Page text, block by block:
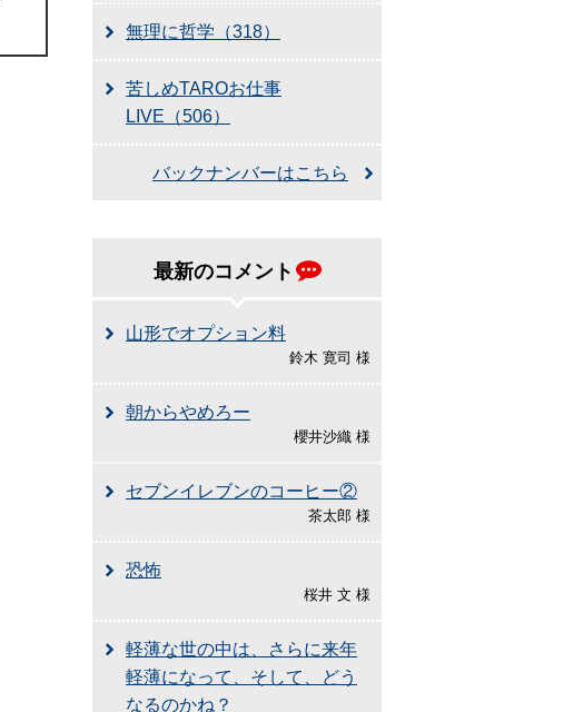
無理に哲学（318）
苦しめTAROお仕事
LIVE（506）
バックナンバーはこちら
最新のコメント
山形でオプション料
鈴木 寛司 様
朝からやめろー
櫻井沙織 様
セブンイレブンのコーヒー②
茶太郎 様
恐怖
桜井 文 様
軽薄な世の中は、さらに来年
軽薄になって、そして、どう
なるのかね？